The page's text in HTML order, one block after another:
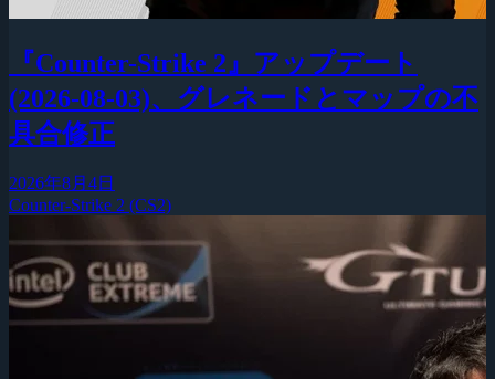
『Counter-Strike 2』アップデート
(2026-08-03)、グレネードとマップの不
具合修正
2026年8月4日
Counter-Strike 2 (CS2)